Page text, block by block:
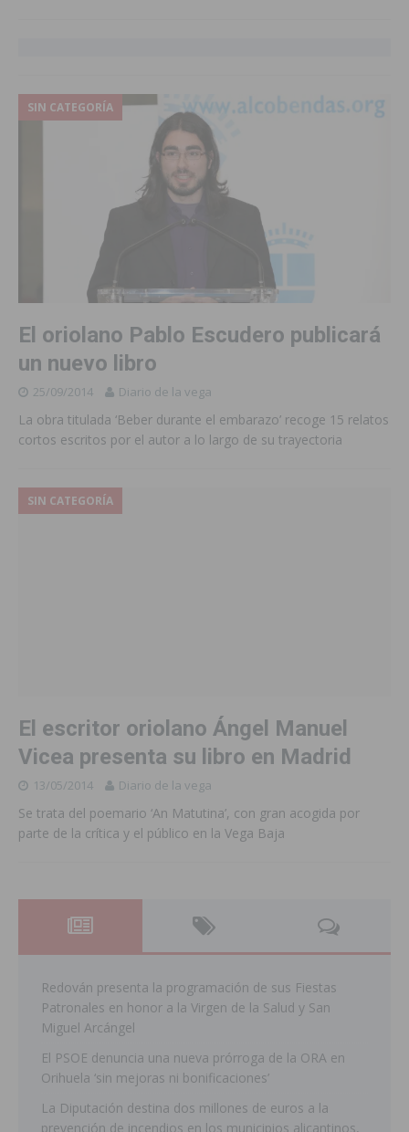
SIN CATEGORÍA
El oriolano Pablo Escudero publicará
un nuevo libro
25/09/2014 Diario de la vega
La obra titulada ‘Beber durante el embarazo’ recoge 15 relatos
cortos escritos por el autor a lo largo de su trayectoria
SIN CATEGORÍA
El escritor oriolano Ángel Manuel
Vicea presenta su libro en Madrid
13/05/2014 Diario de la vega
Se trata del poemario ‘An Matutina’, con gran acogida por
parte de la crítica y el público en la Vega Baja
Redován presenta la programación de sus Fiestas
Patronales en honor a la Virgen de la Salud y San
Miguel Arcángel
El PSOE denuncia una nueva prórroga de la ORA en
Orihuela ‘sin mejoras ni bonificaciones’
La Diputación destina dos millones de euros a la
prevención de incendios en los municipios alicantinos,